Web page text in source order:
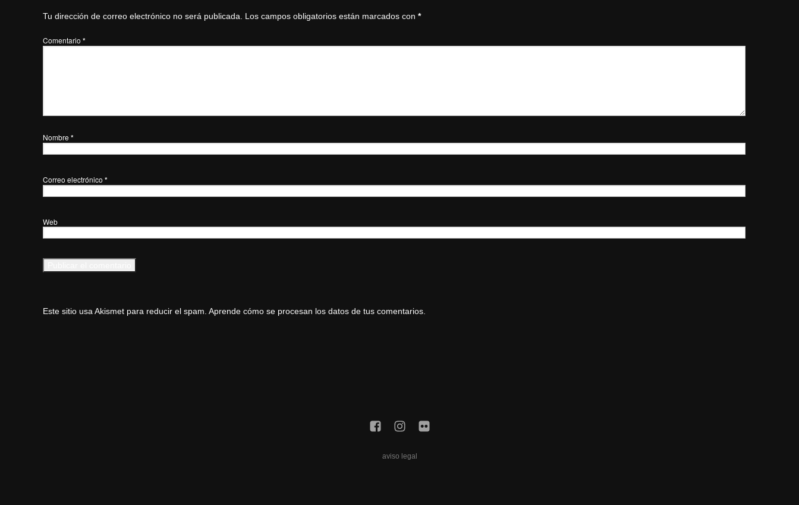
Tu dirección de correo electrónico no será publicada. Los campos obligatorios están marcados con *
Comentario *
Nombre *
Correo electrónico *
Web
Este sitio usa Akismet para reducir el spam. Aprende cómo se procesan los datos de tus comentarios.
aviso legal